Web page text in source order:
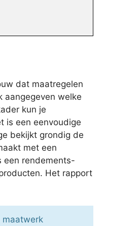
dat maatregelen
aangegeven welke
kun je
is een eenvoudige
bekijkt grondig de
met een
een rendements-
Het rapport
maatwerk